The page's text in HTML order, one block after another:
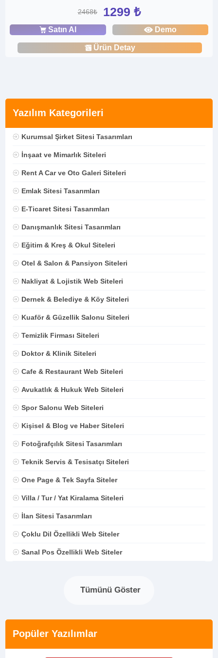
Yazılım Kategorileri
Kurumsal Şirket Sitesi Tasarımları
İnşaat ve Mimarlık Siteleri
Rent A Car ve Oto Galeri Siteleri
Emlak Sitesi Tasarımları
E-Ticaret Sitesi Tasarımları
Danışmanlık Sitesi Tasarımları
Eğitim & Kreş & Okul Siteleri
Otel & Salon & Pansiyon Siteleri
Nakliyat & Lojistik Web Siteleri
Dernek & Belediye & Köy Siteleri
Kuaför & Güzellik Salonu Siteleri
Temizlik Firması Siteleri
Doktor & Klinik Siteleri
Cafe & Restaurant Web Siteleri
Avukatlık & Hukuk Web Siteleri
Spor Salonu Web Siteleri
Kişisel & Blog ve Haber Siteleri
Fotoğrafçılık Sitesi Tasarımları
Teknik Servis & Tesisatçı Siteleri
One Page & Tek Sayfa Siteler
Villa / Tur / Yat Kiralama Siteleri
İlan Sitesi Tasarımları
Çoklu Dil Özellikli Web Siteler
Sanal Pos Özellikli Web Siteler
Tümünü Göster
Popüler Yazılımlar
2468₺ 1299 ₺
Satın Al Demo
Ürün Detay